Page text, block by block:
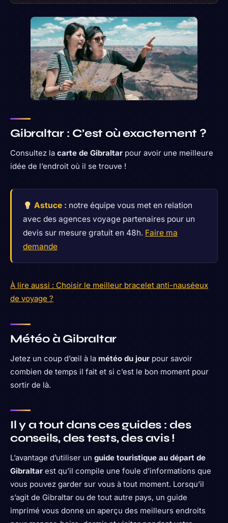
Gibraltar : C’est où exactement ?
Consultez la carte de Gibraltar pour avoir une meilleure
idée de l’endroit où il se trouve !
Astuce : notre équipe vous met en relation
avec des agences voyage partenaires pour un
devis sur mesure gratuit en 48h. Faire ma
demande
À lire aussi : Choisir le meilleur bracelet anti-nauséeux
de voyage ?
Météo à Gibraltar
Jetez un coup d’œil à la météo du jour pour savoir
combien de temps il fait et si c’est le bon moment pour
sortir de là.
Il y a tout dans ces guides : des
conseils, des tests, des avis !
L’avantage d’utiliser un guide touristique au départ de
Gibraltar est qu’il compile une foule d’informations que
vous pouvez garder sur vous à tout moment. Lorsqu’il
s’agit de Gibraltar ou de tout autre pays, un guide
imprimé vous donne un aperçu des meilleurs endroits